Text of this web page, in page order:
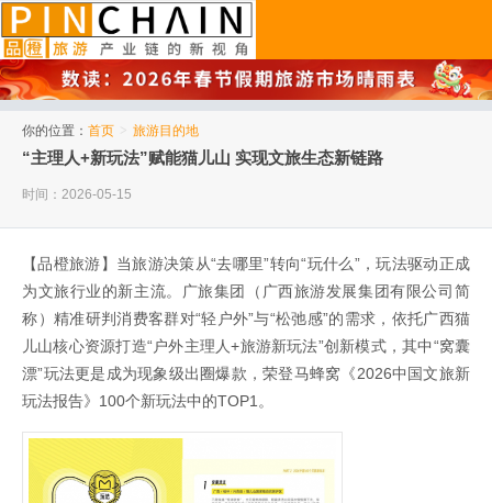
你的位置： 首页 > 旅游目的地
“主理人+新玩法”赋能猫儿山 实现文旅生态新链路
时间：2026-05-15
【品橙旅游】当旅游决策从“去哪里”转向“玩什么”，玩法驱动正成
为文旅行业的新主流。广旅集团（广西旅游发展集团有限公司‌简
称‌）精准研判消费客群对“轻户外”与“松弛感”的需求，依托广西猫
儿山核心资源打造“户外主理人+旅游新玩法”创新模式，其中“窝囊
漂”玩法更是成为现象级出圈爆款，荣登马蜂窝《2026中国文旅新
玩法报告》100个新玩法中的TOP1。